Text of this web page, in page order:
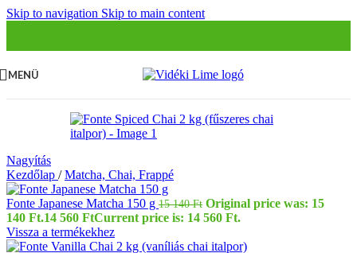
Skip to navigation Skip to main content
MENÜ
Nagyítás
Kezdőlap / Matcha, Chai, Frappé
Fonte Japanese Matcha 150 g 15 140Ft Original price was: 15
140 Ft.14 560 FtCurrent price is: 14 560 Ft.
Vissza a termékekhez